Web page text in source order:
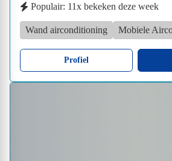
Populair: 11x bekeken deze week
Wand airconditioning Mobiele
Profiel